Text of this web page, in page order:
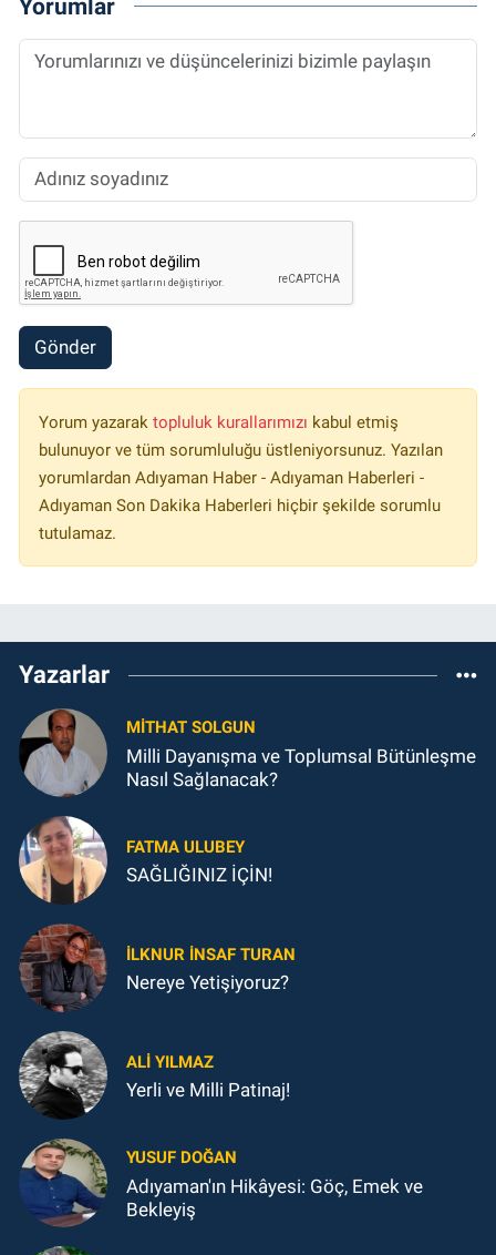
Yorumlar
Gönder
Yorum yazarak topluluk kurallarımızı kabul etmiş
bulunuyor ve tüm sorumluluğu üstleniyorsunuz. Yazılan
yorumlardan Adıyaman Haber - Adıyaman Haberleri -
Adıyaman Son Dakika Haberleri hiçbir şekilde sorumlu
tutulamaz.
Yazarlar
MITHAT SOLGUN
Milli Dayanışma ve Toplumsal Bütünleşme
Nasıl Sağlanacak?
FATMA ULUBEY
SAĞLIĞINIZ İÇİN!
İLKNUR İNSAF TURAN
Nereye Yetişiyoruz?
ALI YILMAZ
Yerli ve Milli Patinaj!
YUSUF DOĞAN
Adıyaman'ın Hikâyesi: Göç, Emek ve
Bekleyiş